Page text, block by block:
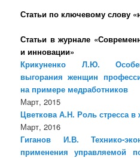
Статьи по ключевому слову
Статьи в журнале
и инновации»
Крикуненко Л.Ю.
выгорания женщин
на примере медработников
Март, 2015
Цветкова А.Н. Роль стресса в
Март, 2016
Гиганов И.В. Технико-
применения управляемой